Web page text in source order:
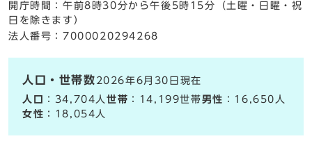
開庁時間：午前8時30分から午後5時15分（土曜・日曜・祝
日を除きます）
法人番号：7000020294268
人口・世帯数 2026年6月30日現在
人口
：34,704人世帯 ：14,199世帯男性 ：16,650人
女性 ：18,054人